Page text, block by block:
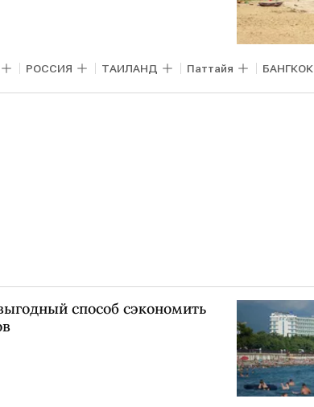
РОССИЯ ТАИЛАНД Паттайя БАНГКОК
способ сэкономить